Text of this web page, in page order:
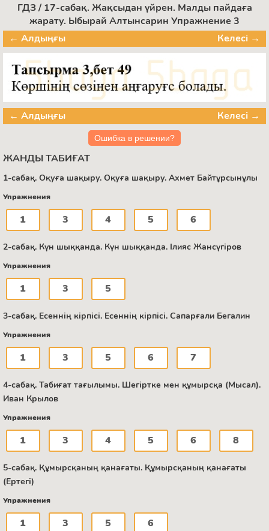
ГДЗ / 17-сабақ. Жақсыдан үйрен. Малды пайдаға
жарату. Ыбырай Алтынсарин Упражнение 3
← Алдыңғы
Келесі →
← Алдыңғы Келесі →
Ошибка в решении?
ЖАНДЫ ТАБИҒАТ
1-сабақ. Оқуға шақыру. Оқуға шақыру. Ахмет Байтұрсынұлы
Упражнения
1 3 4 5 6
2-сабақ. Күн шыққанда. Күн шыққанда. Ілияс Жансүгіров
Упражнения
1 3 5
3-сабақ. Есеннің кірпісі. Есеннің кірпісі. Сапарғали Бегалин
Упражнения
1 3 5 6 7
4-сабақ. Табиғат тағылымы. Шегіртке мен құмырсқа (Мысал).
Иван Крылов
Упражнения
1 3 4 5 6 8
5-сабақ. Құмырсқаның қанағаты. Құмырсқаның қанағаты
(Ертегі)
Упражнения
1 3 5 6